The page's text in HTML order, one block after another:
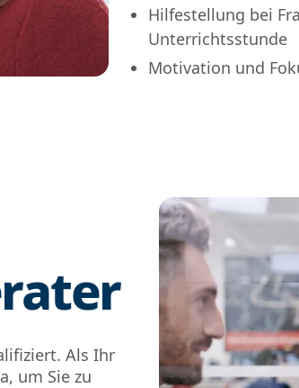
Hilfestellung bei
Unterrichtsstunde
Motivation und
Als Ihr
um Sie zu